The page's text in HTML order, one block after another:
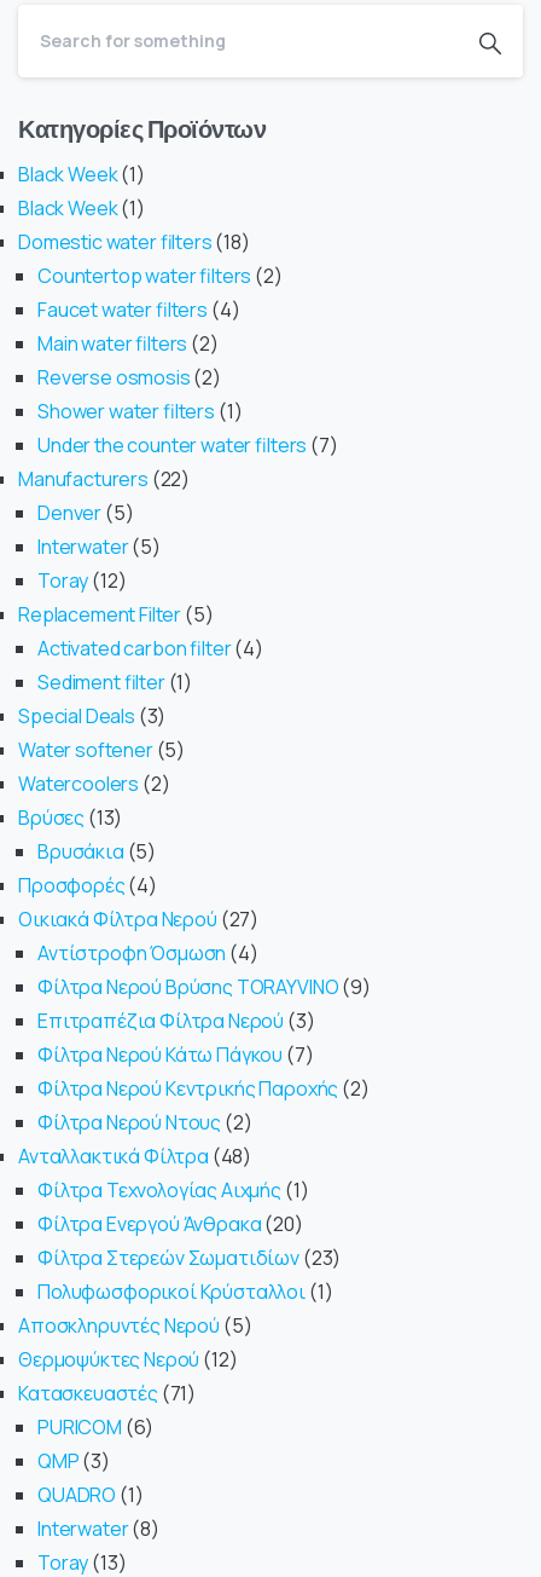
Κατηγορίες Προϊόντων
Black Week 1
Black Week 1
Domestic water filters 18
Countertop water filters 2
Faucet water filters 4
Main water filters 2
Reverse osmosis 2
Shower water filters 1
Under the counter water filters 7
Manufacturers 22
Denver 5
Interwater 5
Toray 12
Replacement Filter 5
Activated carbon filter 4
Sediment filter 1
Special Deals 3
Water softener 5
Watercoolers 2
Βρύσες 13
Βρυσάκια 5
Προσφορές 4
Οικιακά Φίλτρα Νερού 27
Αντίστροφη Όσμωση 4
Φίλτρα Νερού Βρύσης TORAYVINO 9
Επιτραπέζια Φίλτρα Νερού 3
Φίλτρα Νερού Κάτω Πάγκου 7
Φίλτρα Νερού Κεντρικής Παροχής 2
Φίλτρα Νερού Ντους 2
Ανταλλακτικά Φίλτρα 48
Φίλτρα Τεχνολογίας Αιχμής 1
Φίλτρα Ενεργού Άνθρακα 20
Φίλτρα Στερεών Σωματιδίων 23
Πολυφωσφορικοί Κρύσταλλοι 1
Αποσκληρυντές Νερού 5
Θερμοψύκτες Νερού 12
Κατασκευαστές 71
PURICOM 6
QMP 3
QUADRO 1
Interwater 8
Toray 13